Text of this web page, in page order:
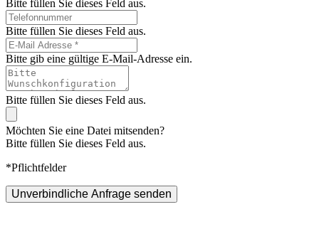
Bitte füllen Sie dieses Feld aus.
Bitte füllen Sie dieses Feld aus.
Bitte gib eine gültige E-Mail-Adresse ein.
Bitte füllen Sie dieses Feld aus.
Möchten Sie eine Datei mitsenden?
Bitte füllen Sie dieses Feld aus.
*Pflichtfelder
Unverbindliche Anfrage senden